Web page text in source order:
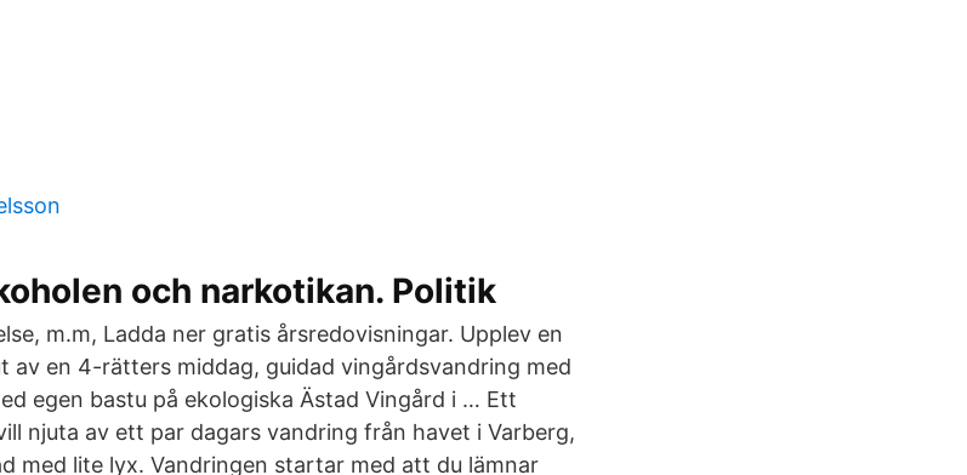
och narkotikan. Politik
m.m, Ladda ner gratis årsredovisningar. Upplev en
av en 4-rätters middag, guidad vingårdsvandring med
egen bastu på ekologiska Ästad Vingård i … Ett
njuta av ett par dagars vandring från havet i Varberg,
med lite lyx. Vandringen startar med att du lämnar